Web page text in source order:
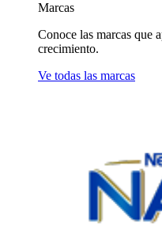
Marcas
Conoce las marcas que
crecimiento.
Ve todas las marcas